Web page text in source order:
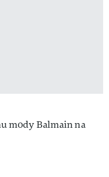
mody Balmain na